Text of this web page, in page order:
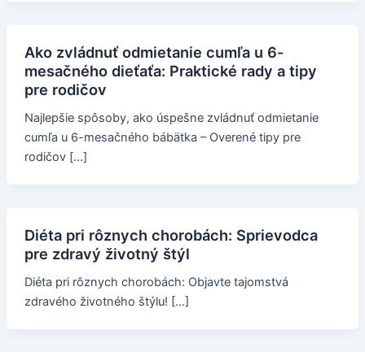
Ako zvládnuť odmietanie cumľa u 6-
mesačného dieťaťa: Praktické rady a tipy
pre rodičov
Najlepšie spôsoby, ako úspešne zvládnuť odmietanie
cumľa u 6-mesačného bábätka – Overené tipy pre
rodičov […]
Diéta pri rôznych chorobách: Sprievodca
pre zdravý životný štýl
Diéta pri rôznych chorobách: Objavte tajomstvá
zdravého životného štýlu! […]